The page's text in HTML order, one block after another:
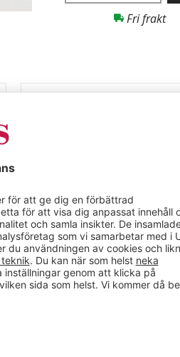
Fri frakt
Gallerdurk
Material
Längd (mm)
Bredd (mm)
Höjd (mm)